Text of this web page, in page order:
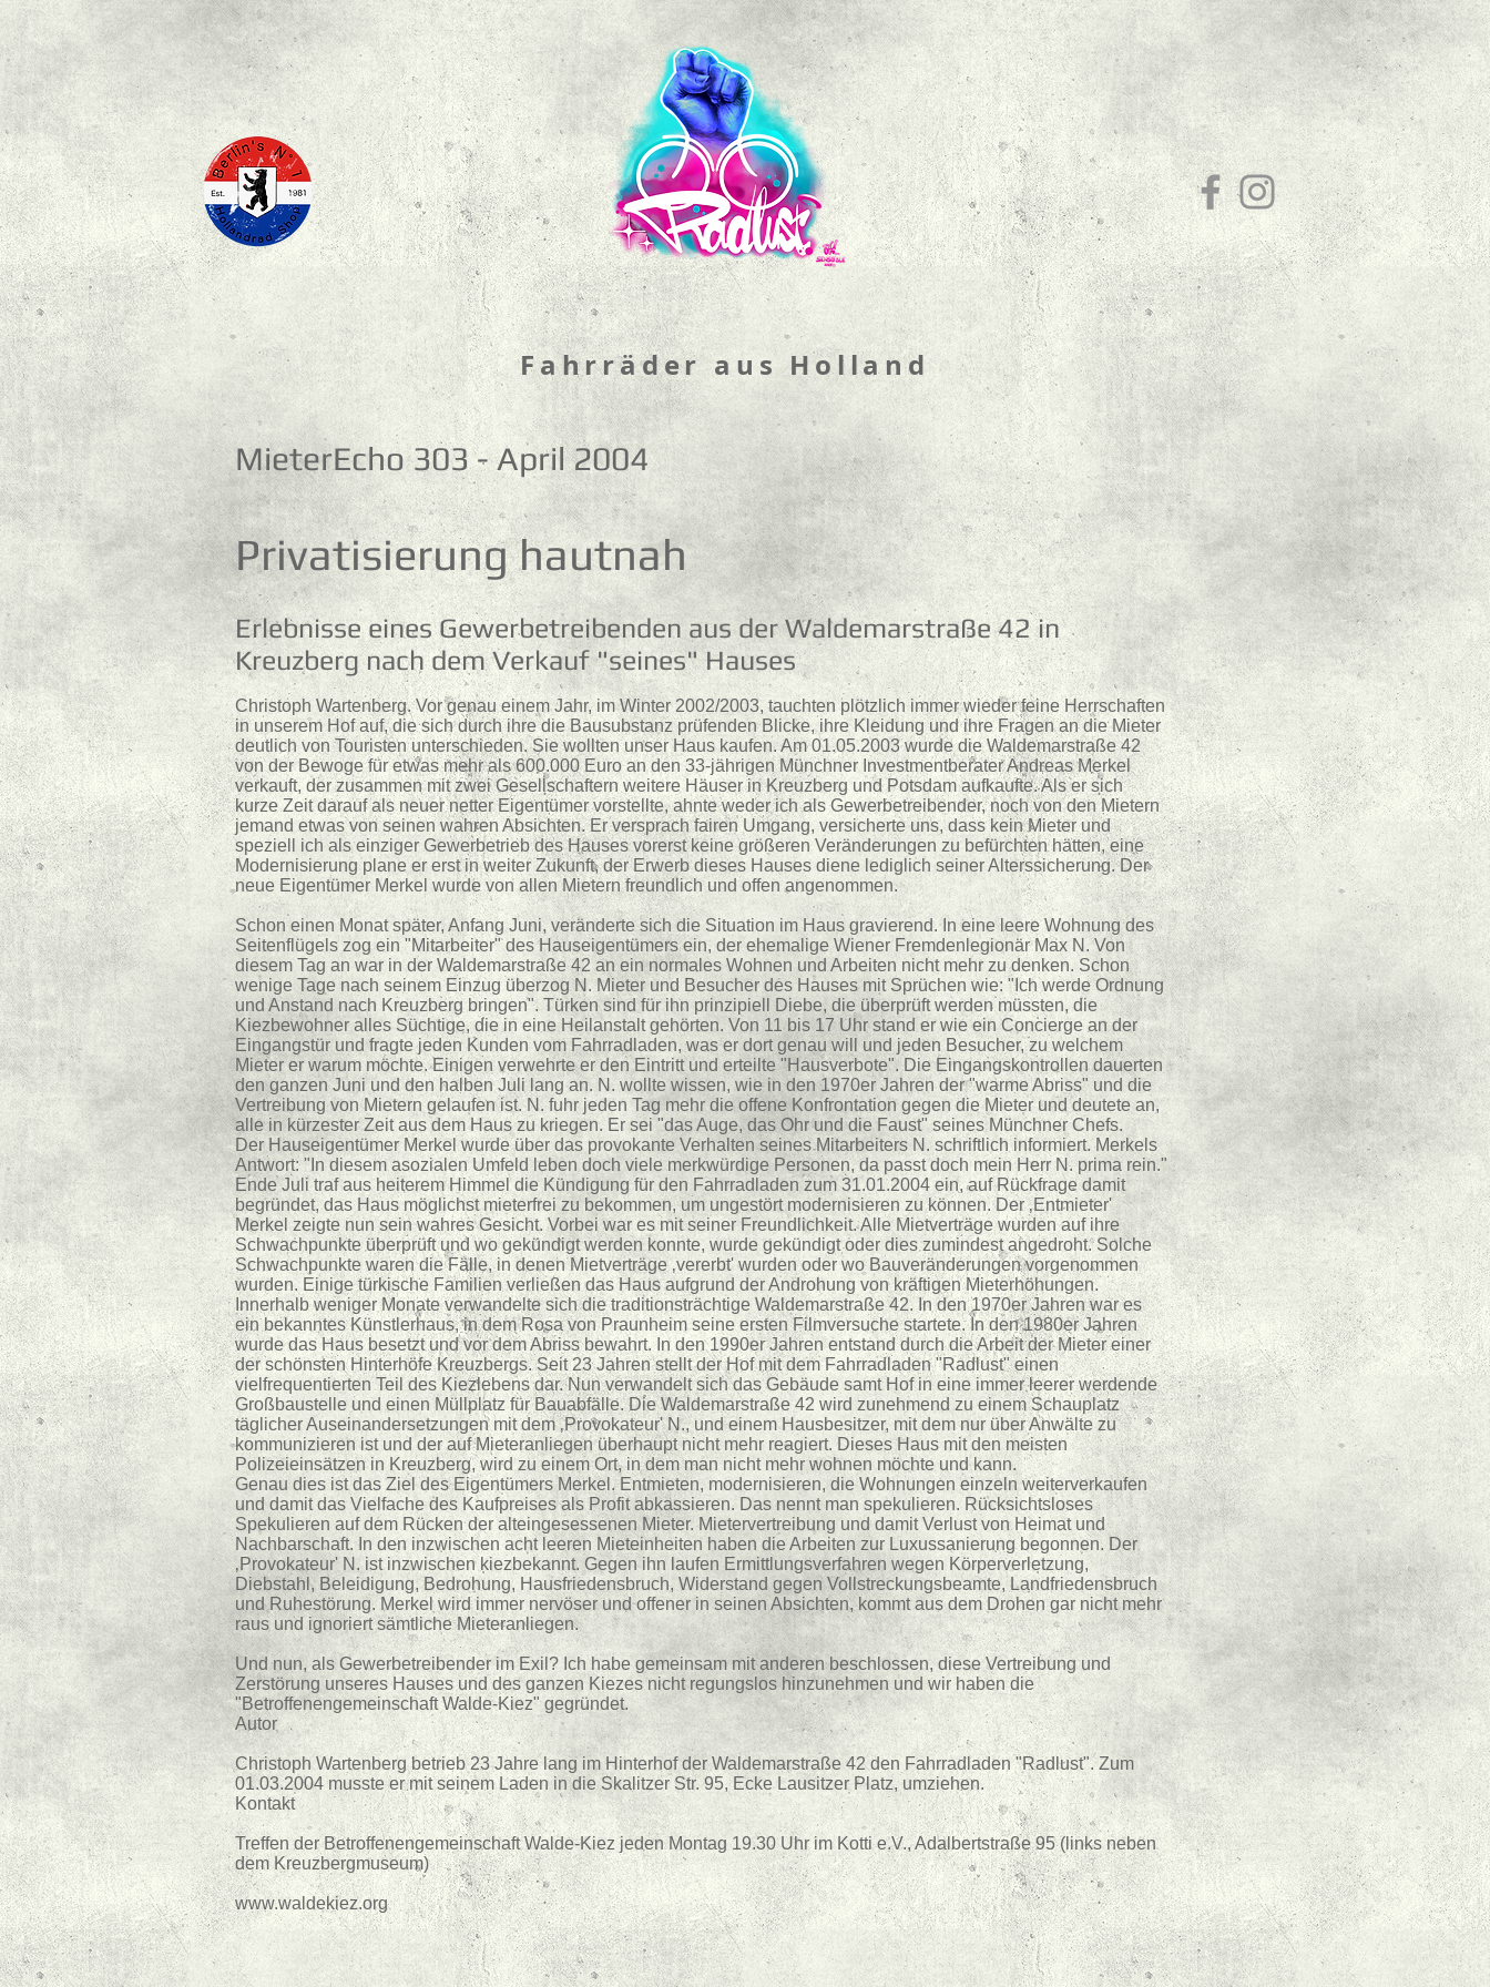
Fahrräder aus Holland
MieterEcho 303 - April 2004
Privatisierung hautnah
Erlebnisse eines Gewerbetreibenden aus der Waldemarstraße 42 in
Kreuzberg nach dem Verkauf "seines" Hauses
Christoph Wartenberg. Vor genau einem Jahr, im Winter 2002/2003, tauchten plötzlich immer wieder feine Herrschaften
in unserem Hof auf, die sich durch ihre die Bausubstanz prüfenden Blicke, ihre Kleidung und ihre Fragen an die Mieter
deutlich von Touristen unterschieden. Sie wollten unser Haus kaufen. Am 01.05.2003 wurde die Waldemarstraße 42
von der Bewoge für etwas mehr als 600.000 Euro an den 33-jährigen Münchner Investmentberater Andreas Merkel
verkauft, der zusammen mit zwei Gesellschaftern weitere Häuser in Kreuzberg und Potsdam aufkaufte. Als er sich
kurze Zeit darauf als neuer netter Eigentümer vorstellte, ahnte weder ich als Gewerbetreibender, noch von den Mietern
jemand etwas von seinen wahren Absichten. Er versprach fairen Umgang, versicherte uns, dass kein Mieter und
speziell ich als einziger Gewerbetrieb des Hauses vorerst keine größeren Veränderungen zu befürchten hätten, eine
Modernisierung plane er erst in weiter Zukunft, der Erwerb dieses Hauses diene lediglich seiner Alterssicherung. Der
neue Eigentümer Merkel wurde von allen Mietern freundlich und offen angenommen.
Schon einen Monat später, Anfang Juni, veränderte sich die Situation im Haus gravierend. In eine leere Wohnung des
Seitenflügels zog ein "Mitarbeiter" des Hauseigentümers ein, der ehemalige Wiener Fremdenlegionär Max N. Von
diesem Tag an war in der Waldemarstraße 42 an ein normales Wohnen und Arbeiten nicht mehr zu denken. Schon
wenige Tage nach seinem Einzug überzog N. Mieter und Besucher des Hauses mit Sprüchen wie: "Ich werde Ordnung
und Anstand nach Kreuzberg bringen". Türken sind für ihn prinzipiell Diebe, die überprüft werden müssten, die
Kiezbewohner alles Süchtige, die in eine Heilanstalt gehörten. Von 11 bis 17 Uhr stand er wie ein Concierge an der
Eingangstür und fragte jeden Kunden vom Fahrradladen, was er dort genau will und jeden Besucher, zu welchem
Mieter er warum möchte. Einigen verwehrte er den Eintritt und erteilte "Hausverbote". Die Eingangskontrollen dauerten
den ganzen Juni und den halben Juli lang an. N. wollte wissen, wie in den 1970er Jahren der "warme Abriss" und die
Vertreibung von Mietern gelaufen ist. N. fuhr jeden Tag mehr die offene Konfrontation gegen die Mieter und deutete an,
alle in kürzester Zeit aus dem Haus zu kriegen. Er sei "das Auge, das Ohr und die Faust" seines Münchner Chefs.
Der Hauseigentümer Merkel wurde über das provokante Verhalten seines Mitarbeiters N. schriftlich informiert. Merkels
Antwort: "In diesem asozialen Umfeld leben doch viele merkwürdige Personen, da passt doch mein Herr N. prima rein."
Ende Juli traf aus heiterem Himmel die Kündigung für den Fahrradladen zum 31.01.2004 ein, auf Rückfrage damit
begründet, das Haus möglichst mieterfrei zu bekommen, um ungestört modernisieren zu können. Der ‚Entmieter'
Merkel zeigte nun sein wahres Gesicht. Vorbei war es mit seiner Freundlichkeit. Alle Mietverträge wurden auf ihre
Schwachpunkte überprüft und wo gekündigt werden konnte, wurde gekündigt oder dies zumindest angedroht. Solche
Schwachpunkte waren die Fälle, in denen Mietverträge ‚vererbt' wurden oder wo Bauveränderungen vorgenommen
wurden. Einige türkische Familien verließen das Haus aufgrund der Androhung von kräftigen Mieterhöhungen.
Innerhalb weniger Monate verwandelte sich die traditionsträchtige Waldemarstraße 42. In den 1970er Jahren war es
ein bekanntes Künstlerhaus, in dem Rosa von Praunheim seine ersten Filmversuche startete. In den 1980er Jahren
wurde das Haus besetzt und vor dem Abriss bewahrt. In den 1990er Jahren entstand durch die Arbeit der Mieter einer
der schönsten Hinterhöfe Kreuzbergs. Seit 23 Jahren stellt der Hof mit dem Fahrradladen "Radlust" einen
vielfrequentierten Teil des Kiezlebens dar. Nun verwandelt sich das Gebäude samt Hof in eine immer leerer werdende
Großbaustelle und einen Müllplatz für Bauabfälle. Die Waldemarstraße 42 wird zunehmend zu einem Schauplatz
täglicher Auseinandersetzungen mit dem ‚Provokateur' N., und einem Hausbesitzer, mit dem nur über Anwälte zu
kommunizieren ist und der auf Mieteranliegen überhaupt nicht mehr reagiert. Dieses Haus mit den meisten
Polizeieinsätzen in Kreuzberg, wird zu einem Ort, in dem man nicht mehr wohnen möchte und kann.
Genau dies ist das Ziel des Eigentümers Merkel. Entmieten, modernisieren, die Wohnungen einzeln weiterverkaufen
und damit das Vielfache des Kaufpreises als Profit abkassieren. Das nennt man spekulieren. Rücksichtsloses
Spekulieren auf dem Rücken der alteingesessenen Mieter. Mietervertreibung und damit Verlust von Heimat und
Nachbarschaft. In den inzwischen acht leeren Mieteinheiten haben die Arbeiten zur Luxussanierung begonnen. Der
‚Provokateur' N. ist inzwischen kiezbekannt. Gegen ihn laufen Ermittlungsverfahren wegen Körperverletzung,
Diebstahl, Beleidigung, Bedrohung, Hausfriedensbruch, Widerstand gegen Vollstreckungsbeamte, Landfriedensbruch
und Ruhestörung. Merkel wird immer nervöser und offener in seinen Absichten, kommt aus dem Drohen gar nicht mehr
raus und ignoriert sämtliche Mieteranliegen.
Und nun, als Gewerbetreibender im Exil? Ich habe gemeinsam mit anderen beschlossen, diese Vertreibung und
Zerstörung unseres Hauses und des ganzen Kiezes nicht regungslos hinzunehmen und wir haben die
"Betroffenengemeinschaft Walde-Kiez" gegründet.
Autor
Christoph Wartenberg betrieb 23 Jahre lang im Hinterhof der Waldemarstraße 42 den Fahrradladen "Radlust". Zum
01.03.2004 musste er mit seinem Laden in die Skalitzer Str. 95, Ecke Lausitzer Platz, umziehen.
Kontakt
Treffen der Betroffenengemeinschaft Walde-Kiez jeden Montag 19.30 Uhr im Kotti e.V., Adalbertstraße 95 (links neben
dem Kreuzbergmuseum)
www.waldekiez.org